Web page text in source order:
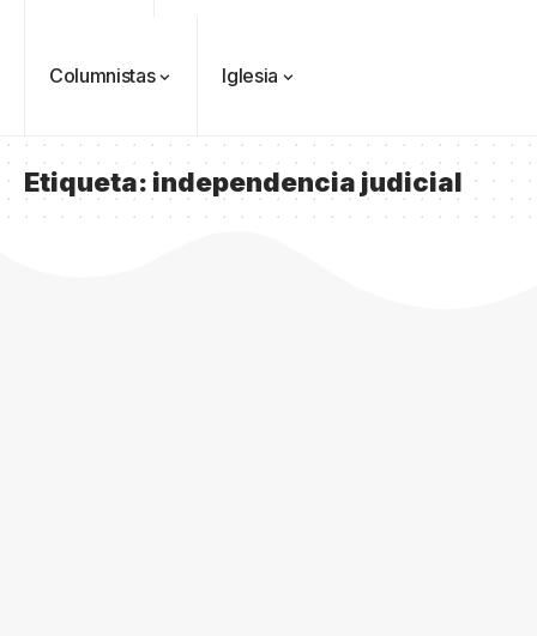
Columnistas Iglesia
Etiqueta:independencia judicial